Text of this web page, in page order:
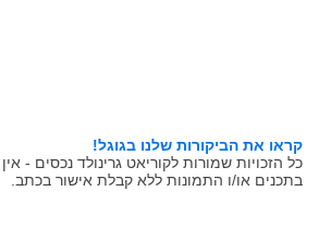
קראו את הביקורות שלנו בגוגל!
כל הזכויות שמורות לקוריאט גרינולד נכסים -
בתכנים או/ו התמונות ללא קבלת אישור בכתב.